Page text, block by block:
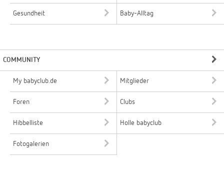
Gesundheit Baby-Alltag
COMMUNITY
My babyclub.de Mitglieder
Foren Clubs
Hibbelliste Holle babyclub
Fotogalerien